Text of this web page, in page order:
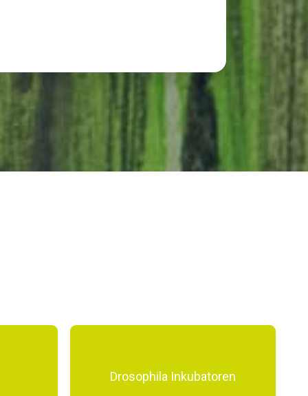
Drosophila Inkubatoren